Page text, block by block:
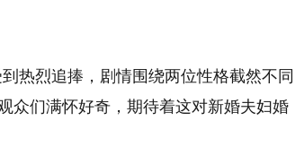
热烈追捧，剧情围绕两位性格截然不同
众们满怀好奇，期待着这对新婚夫妇婚